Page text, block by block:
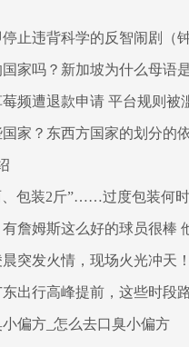
止违背科学的反智闹剧（钟
家吗？新加坡为什么母语
频遭退款申请 平台规则被
家？东西方国家的划分的
包装2斤”……过度包装何时
詹姆斯这么好的球员很棒
突发火情，现场火光冲天！
出行高峰提前，这些时段
偏方_怎么去口臭小偏方